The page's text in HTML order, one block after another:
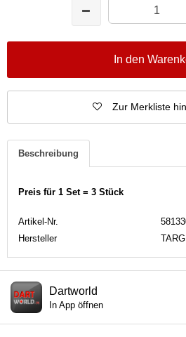
In den
Zur Merkliste
Beschreibung
Preis für 1 Set = 3 Stück
Artikel-Nr.
Hersteller
Dartworld
In App öffnen